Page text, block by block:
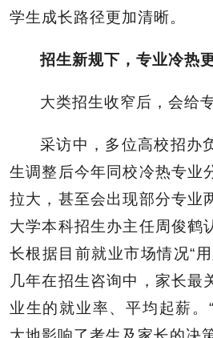
学生成长路径更加清晰。
招生新规下，专业冷热
大类招生收窄后，会给
采访中，多位高校招办
生调整后今年同校冷热专业
拉大，甚至会出现部分专业
大学本科招生办主任周俊鹤
长根据目前就业市场情况“
几年在招生咨询中，家长最
业生的就业率、平均起薪。